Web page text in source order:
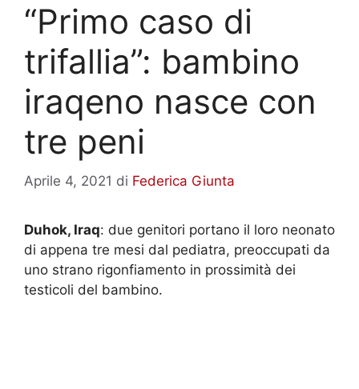
“Primo caso di
trifallia”: bambino
iraqeno nasce con
tre peni
Aprile 4, 2021 di Federica Giunta
Duhok, Iraq: due genitori portano il loro neonato
di appena tre mesi dal pediatra, preoccupati da
uno strano rigonfiamento in prossimità dei
testicoli del bambino.